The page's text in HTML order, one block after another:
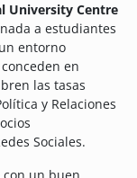
University Centre
a estudiantes
entorno
en
las tasas
y Relaciones
Sociales.